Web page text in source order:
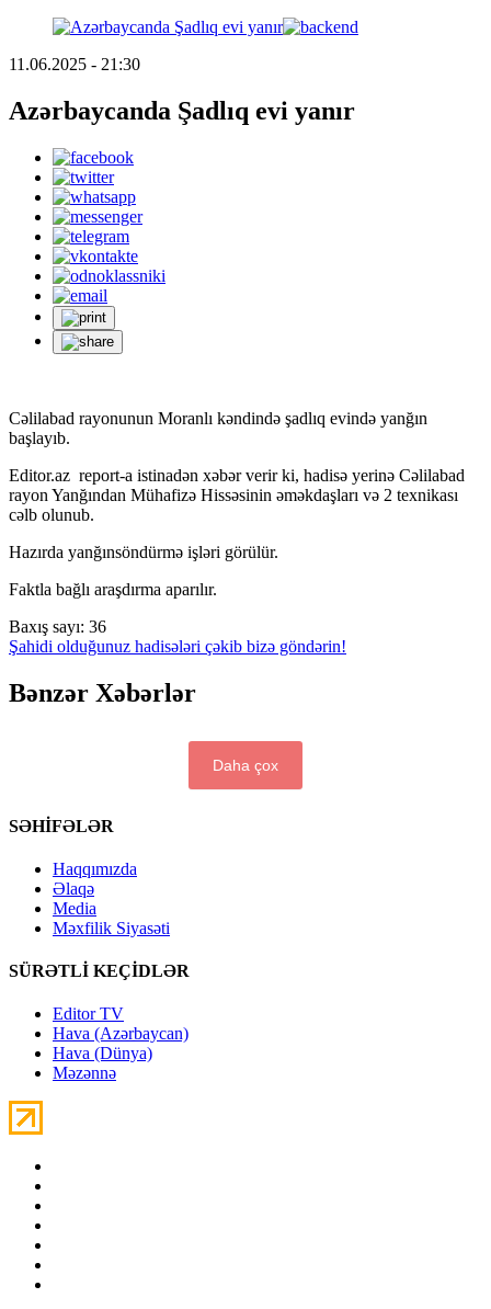
11.06.2025 - 21:30
Azərbaycanda Şadlıq evi yanır
Cəlilabad rayonunun Moranlı kəndində şadlıq evində yanğın
başlayıb.
Editor.az report-a istinadən xəbər verir ki, hadisə yerinə Cəlilabad
rayon Yanğından Mühafizə Hissəsinin əməkdaşları və 2 texnikası
cəlb olunub.
Hazırda yanğınsöndürmə işləri görülür.
Faktla bağlı araşdırma aparılır.
Baxış sayı: 36
Şahidi olduğunuz hadisələri çəkib bizə göndərin!
Bənzər Xəbərlər
Daha çox
SƏHİFƏLƏR
Haqqımızda
Əlaqə
Media
Məxfilik Siyasəti
SÜRƏTLİ KEÇİDLƏR
Editor TV
Hava (Azərbaycan)
Hava (Dünya)
Məzənnə